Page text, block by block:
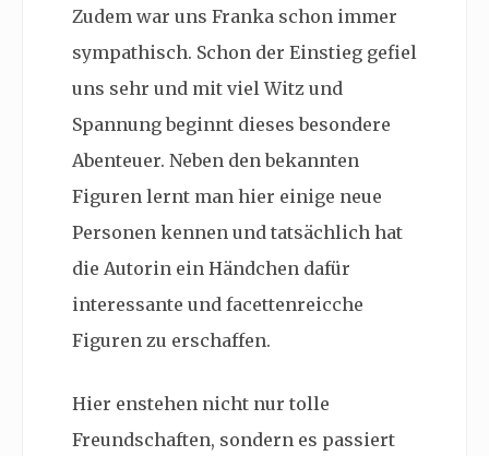
Zudem war uns Franka schon immer
sympathisch. Schon der Einstieg gefiel
uns sehr und mit viel Witz und
Spannung beginnt dieses besondere
Abenteuer. Neben den bekannten
Figuren lernt man hier einige neue
Personen kennen und tatsächlich hat
die Autorin ein Händchen dafür
interessante und facettenreicche
Figuren zu erschaffen.
Hier enstehen nicht nur tolle
Freundschaften, sondern es passiert